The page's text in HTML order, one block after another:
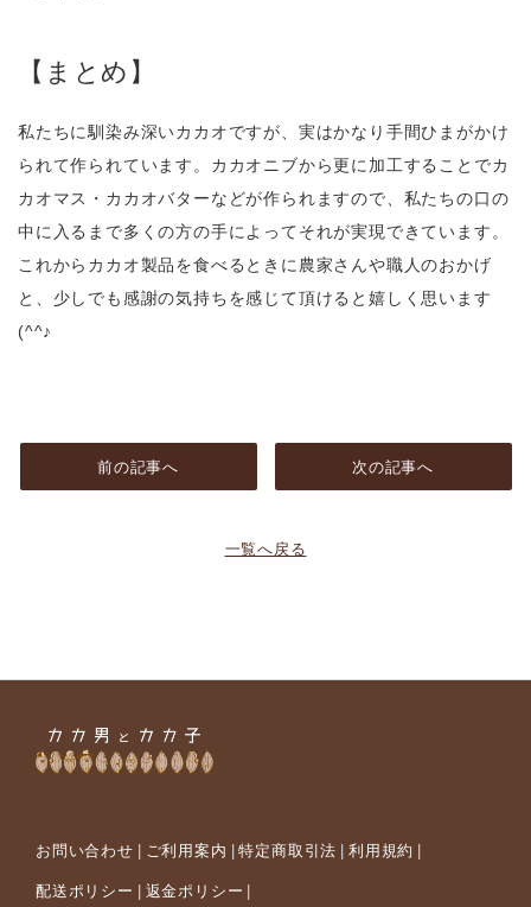
【まとめ】
私たちに馴染み深いカカオですが、実はかなり手間ひまがかけ
られて作られています。カカオニブから更に加工することでカ
カオマス・カカオバターなどが作られますので、私たちの口の
中に入るまで多くの方の手によってそれが実現できています。
これからカカオ製品を食べるときに農家さんや職人のおかげ
と、少しでも感謝の気持ちを感じて頂けると嬉しく思います
(^^♪
前の記事へ
一覧へ戻る
次の記事へ
お問い合わせ ご利用案内 特定商取引法 利用規約
配送ポリシー 返金ポリシー